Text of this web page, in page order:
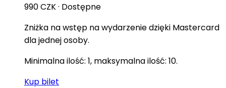
990 CZK· Dostępne
Zniżka na wstęp na wydarzenie dzięki Mastercard
dla jednej osoby.
Minimalna ilość: 1, maksymalna ilość: 10.
Kup bilet